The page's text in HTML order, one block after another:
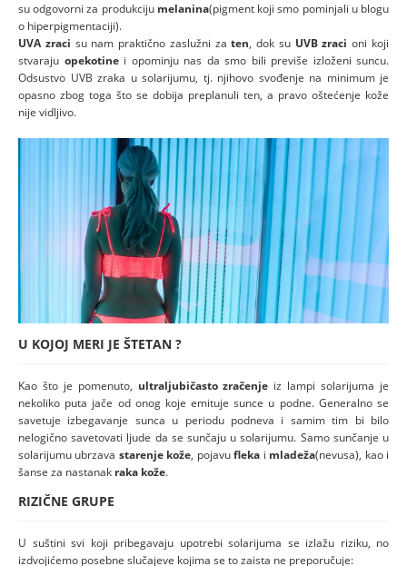
su odgovorni za produkciju melanina(pigment koji smo pominjali u blogu
o hiperpigmentaciji).
UVA zraci su nam praktično zaslužni zaten, dok su UVB zraci oni koji
stvaraju opekotinei opominju nas da smo bili previše izloženi suncu.
Odsustvo UVB zraka u solarijumu, tj. njihovo svođenje na minimum je
opasno zbog toga što se dobija preplanuli ten, a pravo oštećenje kože
nije vidljivo.
U KOJOJ MERI JE ŠTETAN ?
Kao što je pomenuto, ultraljubičasto zračenje iz lampi solarijuma je
nekoliko puta jače od onog koje emituje sunce u podne. Generalno se
savetuje izbegavanje sunca u periodu podneva i samim tim bi bilo
nelogično savetovati ljude da se sunčaju u solarijumu. Samo sunčanje u
solarijumu ubrzava starenje kože, pojavufleka i mladeža(nevusa), kao i
šanse za nastanak raka kože.
RIZIČNE GRUPE
U suštini svi koji pribegavaju upotrebi solarijuma se izlažu riziku, no
izdvojićemo posebne slučajeve kojima se to zaista ne preporučuje: